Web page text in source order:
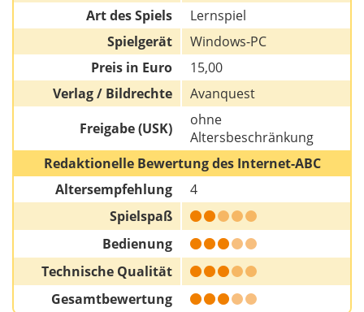
Art des Spiels
Lernspiel
Spielgerät
Windows-PC
Preis in Euro
15,00
Verlag / Bildrechte
Avanquest
Freigabe (USK)
ohne
Altersbeschränkung
Redaktionelle Bewertung des Internet-ABC
Altersempfehlung
4
Spielspaß
Bedienung
Technische Qualität
Gesamtbewertung